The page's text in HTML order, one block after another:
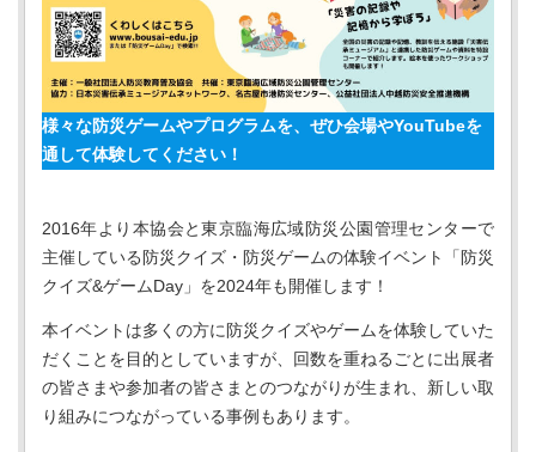
様々な防災ゲームやプログラムを、ぜひ会場やYouTubeを
通して体験してください！
2016年より本協会と東京臨海広域防災公園管理センターで
主催している防災クイズ・防災ゲームの体験イベント「防災
クイズ&ゲームDay」を2024年も開催します！
本イベントは多くの方に防災クイズやゲームを体験していた
だくことを目的としていますが、回数を重ねるごとに出展者
の皆さまや参加者の皆さまとのつながりが生まれ、新しい取
り組みにつながっている事例もあります。